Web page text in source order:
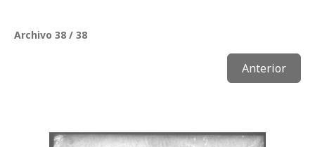
Archivo 38 / 38
Anterior